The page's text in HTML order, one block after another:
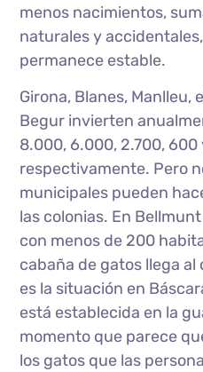
menos nacimientos,
naturales y
permanece estable.
Girona, Blanes, Manlleu,
Begur invierten
8.000, 6.000, 2.700,
respectivamente. Pero
municipales pueden
las colonias. En
con menos de 200
cabaña de gatos llega
es la situación en
está establecida en la
momento que parece
los gatos que las